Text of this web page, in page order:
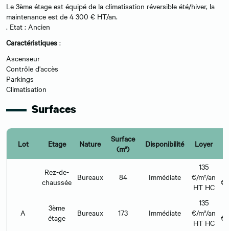
Le 3ème étage est équipé de la climatisation réversible été/hiver, la
maintenance est de 4 300 € HT/an.
. Etat : Ancien
Caractéristiques :
Ascenseur
Contrôle d'accès
Parkings
Climatisation
Surfaces
Lot Etage Nature
Surface
(m²)
Disponibilité Loyer
Rez-de-
chaussée Bureaux 84 Immédiate
135
€/m²/an
HT HC
€/
A
3ème
étage
Bureaux 173 Immédiate
135
€/m²/an
HT HC
€/